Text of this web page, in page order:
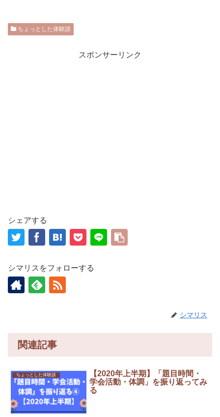
ちょっとした体験談
スポンサーリンク
シェアする
シマリスをフォローする
シマリス
関連記事
ちょっとした体験談
【2020年上半期】「題目時間・
学会活動・体調」を振り返ってみ
る